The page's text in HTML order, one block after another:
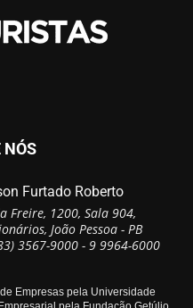
NÓS
Furtado Roberto
Freire, 1200, Sala 904,
João Pessoa - PB
3567-9000 - 9 9964-6000
Empresas pela Universidade